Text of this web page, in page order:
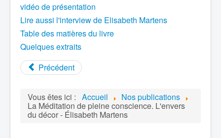
vidéo de présentation
Lire aussi l'interview de Elisabeth Martens
Table des matières du livre
Quelques extraits
Précédent
Vous êtes ici : Accueil Nos publications
La Méditation de pleine conscience. L'envers
du décor - Élisabeth Martens